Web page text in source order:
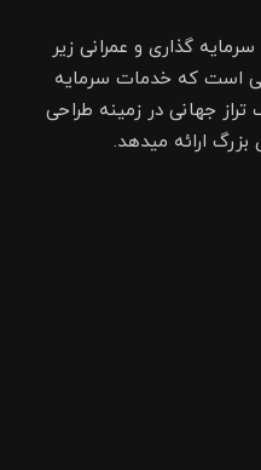
گذاری و عمرانی زیر
است که خدمات سرمایه
جهانی در زمینه طراحی
بزرگ ارائه میدهد.